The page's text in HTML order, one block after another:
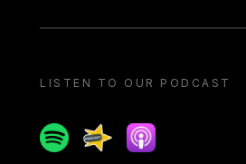
LISTEN TO OUR PODCAST
SpotifySpreakerApple podcast